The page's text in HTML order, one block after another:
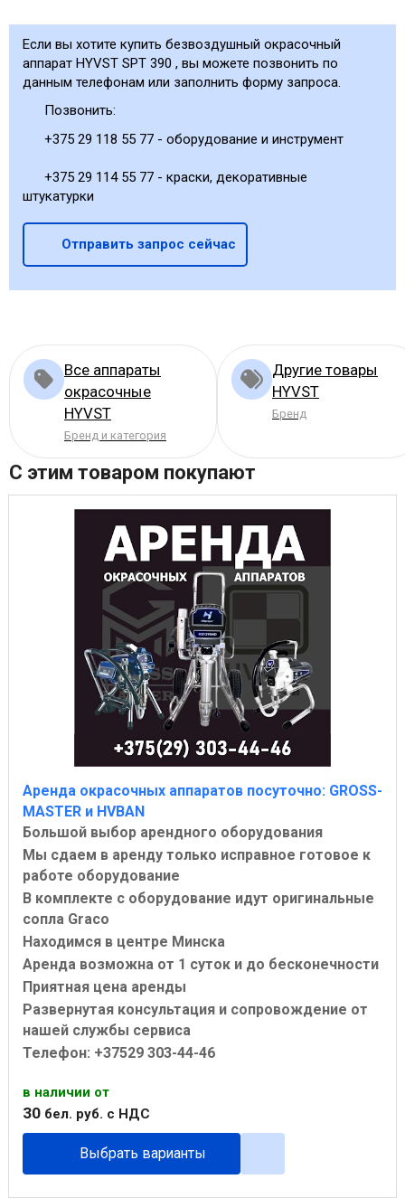
Если вы хотите купить безвоздушный окрасочный
аппарат HYVST SPT 390 , вы можете позвонить по
данным телефонам или заполнить форму запроса.
Позвонить:
+375 29 118 55 77 - оборудование и инструмент
+375 29 114 55 77 - краски, декоративные
штукатурки
Отправить запрос сейчас
Все аппараты
окрасочные
HYVST
Бренд и категория
Другие товары
HYVST
Бренд
С этим товаром покупают
Аренда окрасочных аппаратов посуточно: GROSS-
MASTER и HVBAN
Большой выбор арендного оборудования
Мы сдаем в аренду только исправное готовое к
работе оборудование
В комплекте с оборудование идут оригинальные
сопла Graco
Находимся в центре Минска
Аренда возможна от 1 суток и до бесконечности
Приятная цена аренды
Развернутая консультация и сопровождение от
нашей службы сервиса
Телефон: +37529 303-44-46
в наличии от
30 бел. руб. с НДС
Выбрать варианты